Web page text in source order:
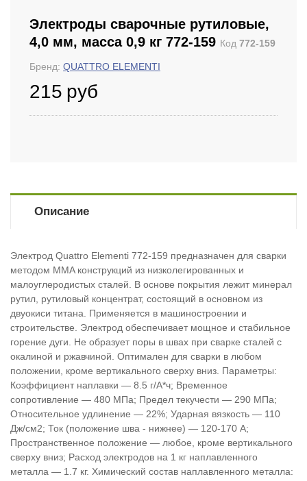
Электроды сварочные рутиловые,
4,0 мм, масса 0,9 кг 772-159 Код 772-159
Бренд: QUATTRO ELEMENTI
215 руб
Описание
Электрод Quattro Elementi 772-159 предназначен для сварки
методом MMA конструкций из низколегированных и
малоуглеродистых сталей. В основе покрытия лежит минерал
рутил, рутиловый концентрат, состоящий в основном из
двуокиси титана. Применяется в машиностроении и
строительстве. Электрод обеспечивает мощное и стабильное
горение дуги. Не образует поры в швах при сварке сталей с
окалиной и ржавчиной. Оптимален для сварки в любом
положении, кроме вертикального сверху вниз. Параметры:
Коэффициент наплавки — 8.5 г/А*ч; Временное
сопротивление — 480 МПа; Предел текучести — 290 МПа;
Относительное удлинение — 22%; Ударная вязкость — 110
Дж/см2; Ток (положение шва - нижнее) — 120-170 А;
Пространственное положение — любое, кроме вертикального
сверху вниз; Расход электродов на 1 кг наплавленного
металла — 1.7 кг. Химический состав наплавленного металла: